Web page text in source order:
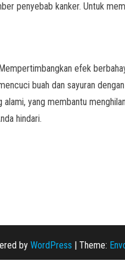
penyebab kanker. Untuk
efek
buah dan sayuran
yang membantu
hindari.
by WordPress | Theme: